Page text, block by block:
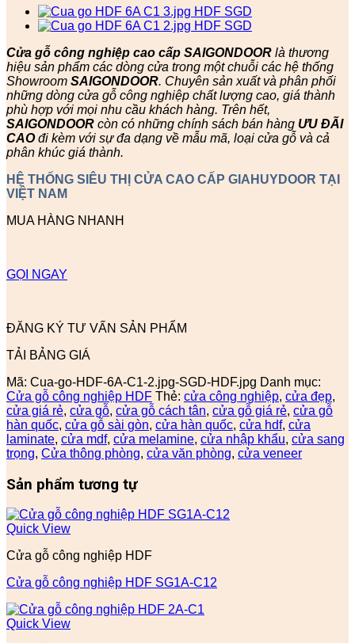
Cửa gỗ công nghiệp cao cấp SAIGONDOOR là thương
hiệu sản phẩm các dòng cửa trong một chuỗi các hệ thống
Showroom SAIGONDOOR. Chuyên sản xuất và phân phối
những dòng cửa gỗ công nghiệp chất lượng cao, giá thành
phù hợp với mọi nhu cầu khách hàng. Trên hết,
SAIGONDOOR còn có những chính sách bán hàng ƯU ĐÃI
CAOđi kèm với sự đa dạng về mẫu mã, loại cửa gỗ và cả
phân khúc giá thành.
HỆ THỐNG SIÊU THỊ CỬA CAO CẤP GIAHUYDOOR TẠI
VIỆT NAM
MUA HÀNG NHANH
GỌI NGAY
ĐĂNG KÝ TƯ VẤN SẢN PHẨM
TẢI BẢNG GIÁ
Mã: Cua-go-HDF-6A-C1-2.jpg-SGD-HDF.jpg Danh mục:
Cửa gỗ công nghiệp HDF Thẻ: cửa công nghiệp, cửa đẹp,
cửa giá rẻ, cửa gỗ, cửa gỗ cách tân, cửa gỗ giá rẻ, cửa gỗ
hàn quốc, cửa gỗ sài gòn, cửa hàn quốc, cửa hdf, cửa
laminate, cửa mdf, cửa melamine, cửa nhập khẩu, cửa sang
trọng, Cửa thông phòng, cửa văn phòng, cửa veneer
Sản phẩm tương tự
Quick View
Cửa gỗ công nghiệp HDF
Cửa gỗ công nghiệp HDF SG1A-C12
Quick View